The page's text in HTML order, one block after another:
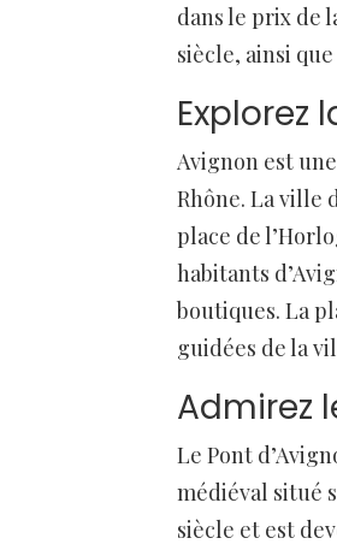
dans le prix de
siècle, ainsi
Explorez
Avignon est
Rhône. La ville
place de
habitants
boutiques. La
guidées de la
Admirez
Le Pont
médiéval situé
siècle et est